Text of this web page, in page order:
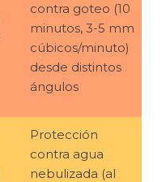
contra goteo (10
minutos, 3-5 mm
cúbicos/minuto)
desde distintos
ángulos
Protección
contra agua
nebulizada (al